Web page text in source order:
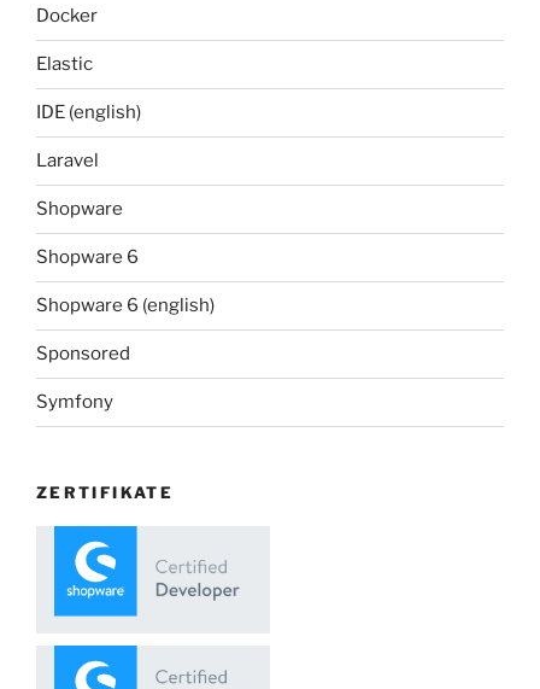
Docker
Elastic
IDE (english)
Laravel
Shopware
Shopware 6
Shopware 6 (english)
Sponsored
Symfony
ZERTIFIKATE